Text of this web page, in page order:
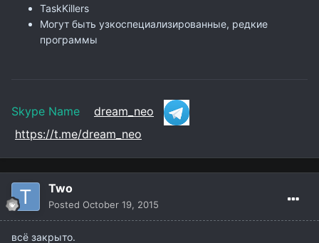
TaskKillers
Могут быть узкоспециализированные, редкие
программы
Skype Name dream_neo
https://t.me/dream_neo
Two
Posted October 19, 2015
всё закрыто.